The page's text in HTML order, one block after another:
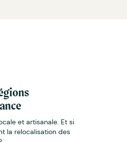
et artisanale. Et si
la relocalisation des